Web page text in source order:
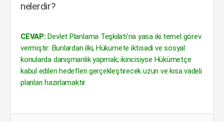
nelerdir?
CEVAP: Devlet Planlama Teşkilatı’na yasa iki temel görev
vermiştir: Bunlardan ilki, Hükümete iktisadi ve sosyal
konularda danışmanlık yapmak; ikincisiyse Hükümetçe
kabul edilen hedefleri gerçekleştirecek uzun ve kısa vadeli
planları hazırlamaktır.